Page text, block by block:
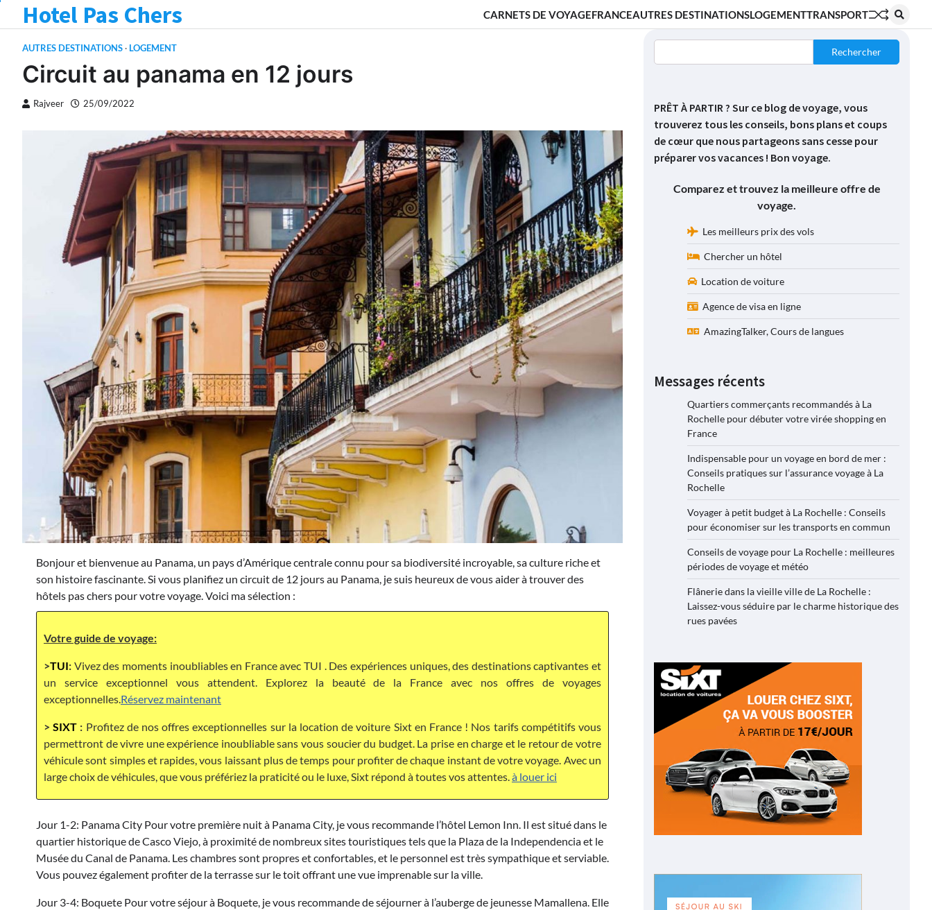
Hotel Pas Chers CARNETS DE VOYAGEFRANCEAUTRES DESTINATIONSLOGEMENTTRANSPORT
AUTRES DESTINATIONS LOGEMENT
Circuit au panama en 12 jours
Rajveer 25/09/2022
Bonjour et bienvenue au Panama, un pays d’Amérique centrale connu pour sa biodiversité incroyable, sa culture riche et
son histoire fascinante. Si vous planifiez un circuit de 12 jours au Panama, je suis heureux de vous aider à trouver des
hôtels pas chers pour votre voyage. Voici ma sélection :
Votre guide de voyage:
>TUI: Vivez des moments inoubliables en France avec TUI . Des expériences uniques, des destinations captivantes et
un service exceptionnel vous attendent. Explorez la beauté de la France avec nos offres de voyages
exceptionnelles. Réservez maintenant
>SIXT : Profitez de nos offres exceptionnelles sur la location de voiture Sixt en France ! Nos tarifs compétitifs vous
permettront de vivre une expérience inoubliable sans vous soucier du budget. La prise en charge et le retour de votre
véhicule sont simples et rapides, vous laissant plus de temps pour profiter de chaque instant de votre voyage. Avec un
large choix de véhicules, que vous préfériez la praticité ou le luxe, Sixt répond à toutes vos attentes. à louer ici
Jour 1-2: Panama City Pour votre première nuit à Panama City, je vous recommande l’hôtel Lemon Inn. Il est situé dans le
quartier historique de Casco Viejo, à proximité de nombreux sites touristiques tels que la Plaza de la Independencia et le
Musée du Canal de Panama. Les chambres sont propres et confortables, et le personnel est très sympathique et serviable.
Vous pouvez également profiter de la terrasse sur le toit offrant une vue imprenable sur la ville.
Jour 3-4: Boquete Pour votre séjour à Boquete, je vous recommande de séjourner à l’auberge de jeunesse Mamallena. Elle
Rechercher
PRÊT À PARTIR ? Sur ce blog de voyage, vous
trouverez tous les conseils, bons plans et coups
de cœur que nous partageons sans cesse pour
préparer vos vacances ! Bon voyage.
Comparez et trouvez la meilleure offre de
voyage.
Les meilleurs prix des vols
Chercher un hôtel
Location de voiture
Agence de visa en ligne
AmazingTalker, Cours de langues
Messages récents
Quartiers commerçants recommandés à La
Rochelle pour débuter votre virée shopping en
France
Indispensable pour un voyage en bord de mer :
Conseils pratiques sur l’assurance voyage à La
Rochelle
Voyager à petit budget à La Rochelle : Conseils
pour économiser sur les transports en commun
Conseils de voyage pour La Rochelle : meilleures
périodes de voyage et météo
Flânerie dans la vieille ville de La Rochelle :
Laissez-vous séduire par le charme historique des
rues pavées